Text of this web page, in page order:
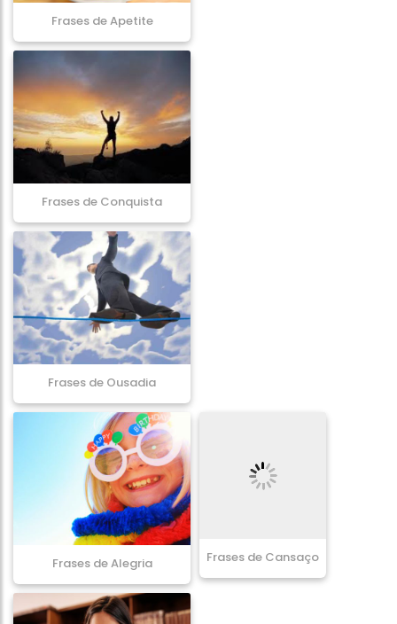
Frases de Apetite
Frases de Conquista
Frases de Ousadia
Frases de Alegria